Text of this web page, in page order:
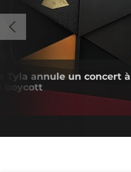
Tyla annule un concert à
boycott